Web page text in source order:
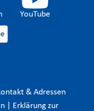
YouTube
& Adressen
Erklärung zur